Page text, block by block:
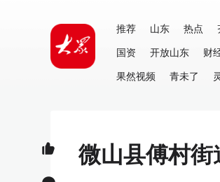
推荐 山东 热点
国资
开放山东 财
果然视频
青未了
微山县傅村